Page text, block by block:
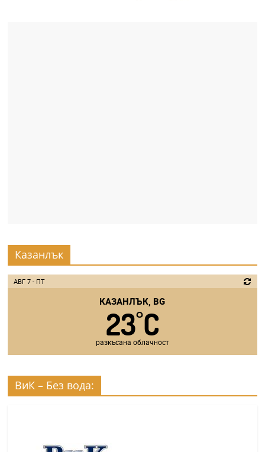
Казанлък
АВГ 7 - ПТ
КАЗАНЛЪК, BG
23°C
разкъсана облачност
ВиК – Без вода: